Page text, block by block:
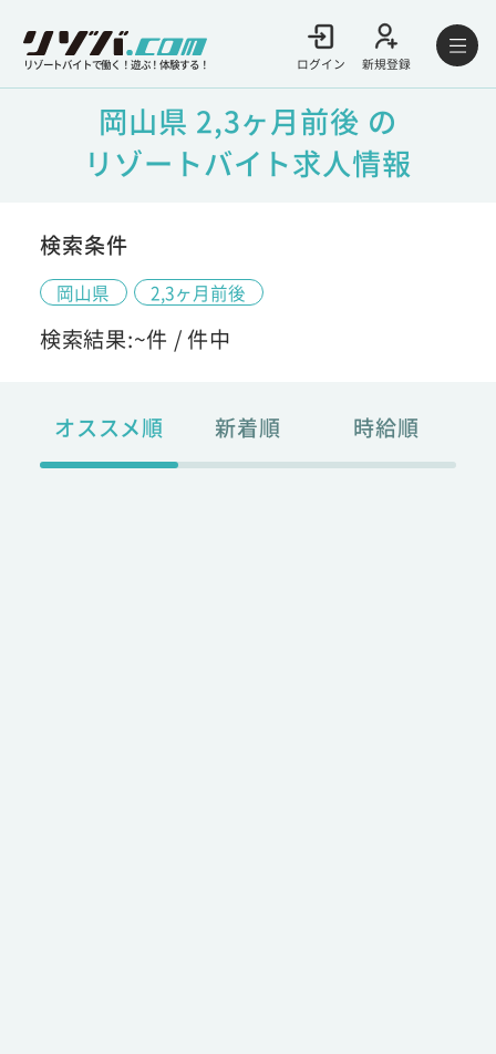
リゾートバイトで働く！遊ぶ！体験する！ ログイン 新規登録
岡山県 2,3ヶ月前後 の
リゾートバイト求人情報
検索条件
岡山県 2,3ヶ月前後
検索結果:~件 /件中
オススメ順 新着順 時給順